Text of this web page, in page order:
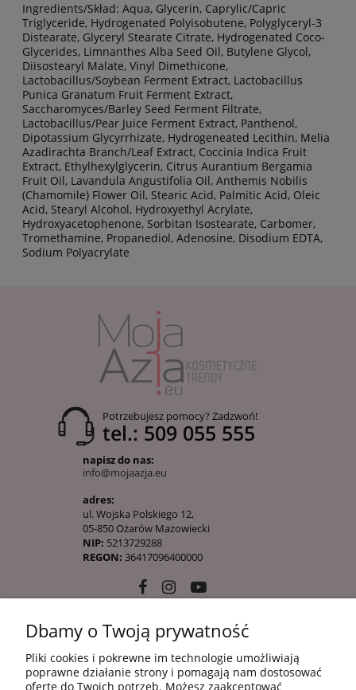
Ingredients/Skład: Aqua, Glycerin, Caprylic/Capric
Triglyceride, Hydrogenated Polyisobutene, Polyglyceryl-3
Distearate, Glyceryl Stearate Citrate, Hydrogenated Coco-
Glycerides, Limnanthes Alba Seed Oil, Butylene Glycol,
Diisostearyl Malate, Vinyl Dimethicone,
Lactobacillus/Soybean Ferment Extract, Lactobacillus
Punica Granatum Fruit Ferment Extract,
Saccharomyces/Barley Seed Ferment Filtrate,
Lactobacillus/Pear Juice Ferment Extract, Panthenol,
Dipotassium Glycyrrhizate, Hydrogeneated Lecithin, Melia
Azadirachta Branch/Leaf Extract, Coccinia Indica Fruit
Extract, Ethylhexylglycerin, Citrus Aurantium Bergamia
Fruit Oil, Lavandula Angustifolia Oil, Anthemis Nobilis
(Chamomile) Flower Oil, Stearic Acid, Palmitic Acid, Oleic
Acid, Stearyl Alcohol, Hydroxyethyl Acrylate,
Hydroxyacetophenone, Sorbitan Isostearate, Carbomer,
Tromethamine, Propanediol, Adenosine, Disodium EDTA,
Sodium Polyacrylate
Potrzebujesz pomocy? Zadzwoń!
tel.: 509 055 555
napisz do nas:
info@mojaazja.eu
adres:
ul. Wojska Polskiego 12,
05-850 Ożarów Mazowiecki
NIP: 5213729288
REGON: 36417096400000
10 KROKÓW KOREAŃSKIEJ PIELĘGANCJI
Dbamy o Twoją prywatność
Pliki cookies i pokrewne im technologie umożliwiają
poprawne działanie strony i pomagają nam dostosować
ofertę do Twoich potrzeb. Możesz zaakceptować